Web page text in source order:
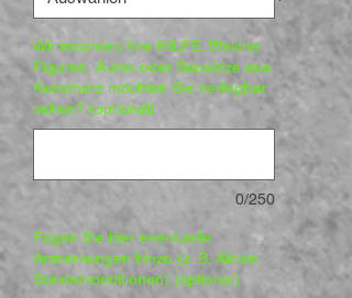
Wir möchten Ihre HILFE. Welche
Figuren, Autos oder Bausätze aus
Kunstharz möchten Sie verfügbar
sehen? (optional)
0/250
Fügen Sie hier eventuelle
Anmerkungen hinzu (z. B. Aktion,
Sonderkonditionen) (optional)